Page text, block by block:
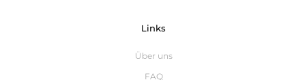
Links
Über uns
FAQ